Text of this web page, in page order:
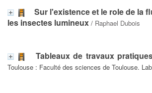
Sur l'existence et le role de la
les insectes lumineux / Raphael Dubois
Tableaux de travaux
Toulouse : Faculté des sciences de Toulouse.